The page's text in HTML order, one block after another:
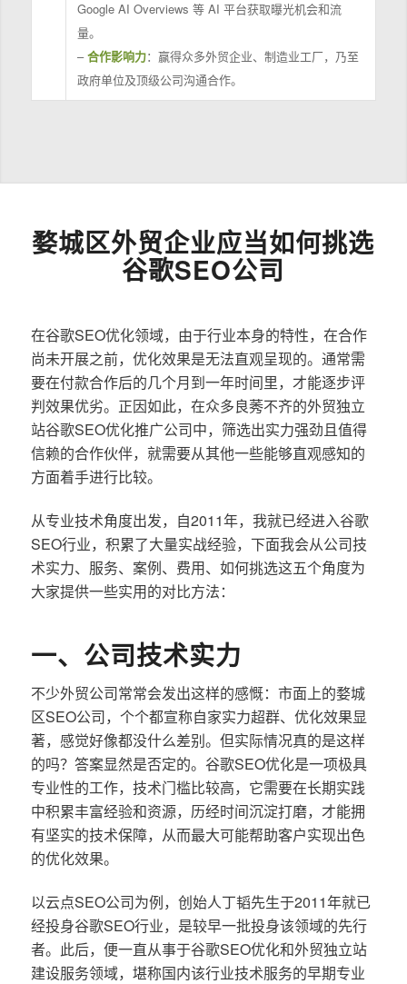
Google AI Overviews 等 AI 平台获取曝光机会和流
量。
–合作影响力：赢得众多外贸企业、制造业工厂，乃至
政府单位及顶级公司沟通合作。
婺城区外贸企业应当如何挑选
谷歌SEO公司
在谷歌SEO优化领域，由于行业本身的特性，在合作
尚未开展之前，优化效果是无法直观呈现的。通常需
要在付款合作后的几个月到一年时间里，才能逐步评
判效果优劣。正因如此，在众多良莠不齐的外贸独立
站谷歌SEO优化推广公司中，筛选出实力强劲且值得
信赖的合作伙伴，就需要从其他一些能够直观感知的
方面着手进行比较。
从专业技术角度出发，自2011年，我就已经进入谷歌
SEO行业，积累了大量实战经验，下面我会从公司技
术实力、服务、案例、费用、如何挑选这五个角度为
大家提供一些实用的对比方法：
一、公司技术实力
不少外贸公司常常会发出这样的感慨：市面上的婺城
区SEO公司，个个都宣称自家实力超群、优化效果显
著，感觉好像都没什么差别。但实际情况真的是这样
的吗？答案显然是否定的。谷歌SEO优化是一项极具
专业性的工作，技术门槛比较高，它需要在长期实践
中积累丰富经验和资源，历经时间沉淀打磨，才能拥
有坚实的技术保障，从而最大可能帮助客户实现出色
的优化效果。
以云点SEO公司为例，创始人丁韬先生于2011年就已
经投身谷歌SEO行业，是较早一批投身该领域的先行
者。此后，便一直从事于谷歌SEO优化和外贸独立站
建设服务领域，堪称国内该行业技术服务的早期专业